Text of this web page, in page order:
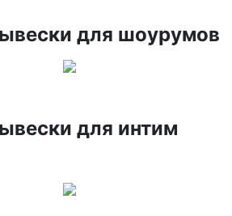
для шоурумов
для интим